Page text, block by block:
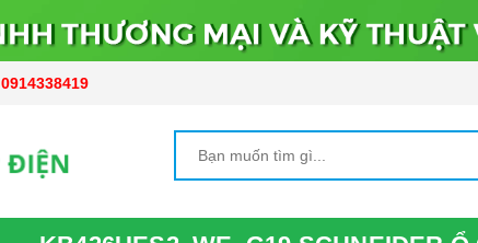
0914338419